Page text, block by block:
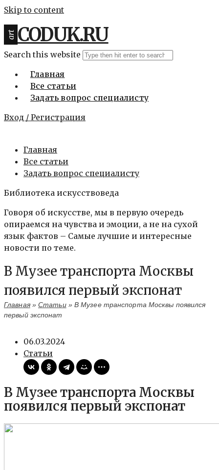
Skip to content
art CODUK.RU
Search this website
Главная
Все статьи
Задать вопрос специалисту
Вход / Регистрация
Главная
Все статьи
Задать вопрос специалисту
Библиотека искусствоведа
Говоря об искусстве, мы в первую очередь
опираемся на чувства и эмоции, а не на сухой
язык фактов – Самые лучшие и интересные
новости по теме.
В Музее транспорта Москвы
появился первый экспонат
Главная»Статьи» В Музее транспорта Москвы появился
первый экспонат
06.03.2024
Статьи
В Музее транспорта Москвы
появился первый экспонат